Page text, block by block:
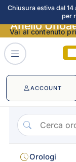
Chiusura estiva dal
per
Vai al contenuto
ACCOUNT
Orologi
Anello